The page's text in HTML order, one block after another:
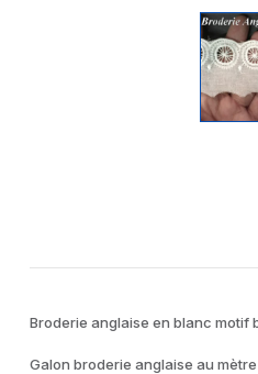
Broderie anglaise en blanc
Galon broderie anglaise au